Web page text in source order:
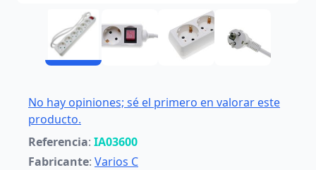
No hay opiniones; sé el primero en valorar este
producto.
Referencia: IA03600
Fabricante: Varios C